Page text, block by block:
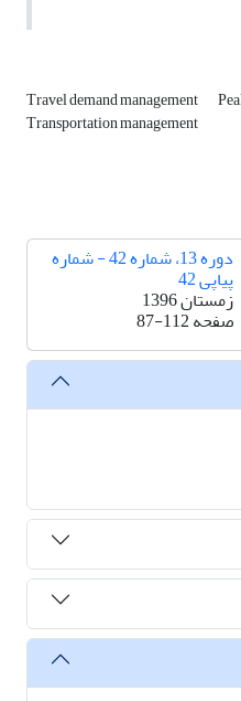
Travel demand management
Transportation management
دوره 13، شماره 42 - شماره
پیاپی 42
زمستان 1396
صفحه87-112